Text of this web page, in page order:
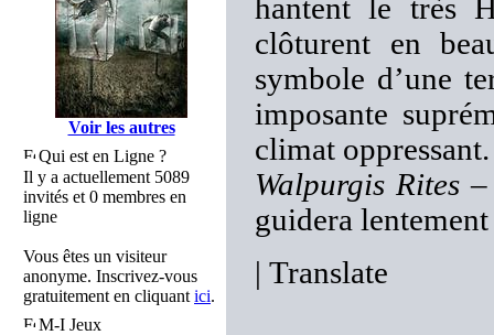
Voir les autres
Qui est en Ligne ?
Il y a actuellement 5089
invités et 0 membres en
ligne
Vous êtes un visiteur
anonyme. Inscrivez-vous
gratuitement en cliquant ici.
M-I Jeux
hantent le très
clôturent en
symbole d’une
imposante
climat oppressant.
Walpurgis Rites
guidera
| Translate